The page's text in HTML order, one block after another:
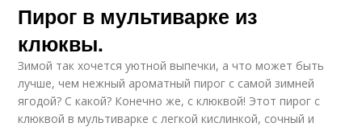
Пирог в мультиварке из
клюквы.
Зимой так хочется уютной выпечки, а что может быть
лучше, чем нежный ароматный пирог с самой зимней
ягодой? С какой? Конечно же, с клюквой! Этот пирог с
клюквой в мультиварке с легкой кислинкой, сочный и